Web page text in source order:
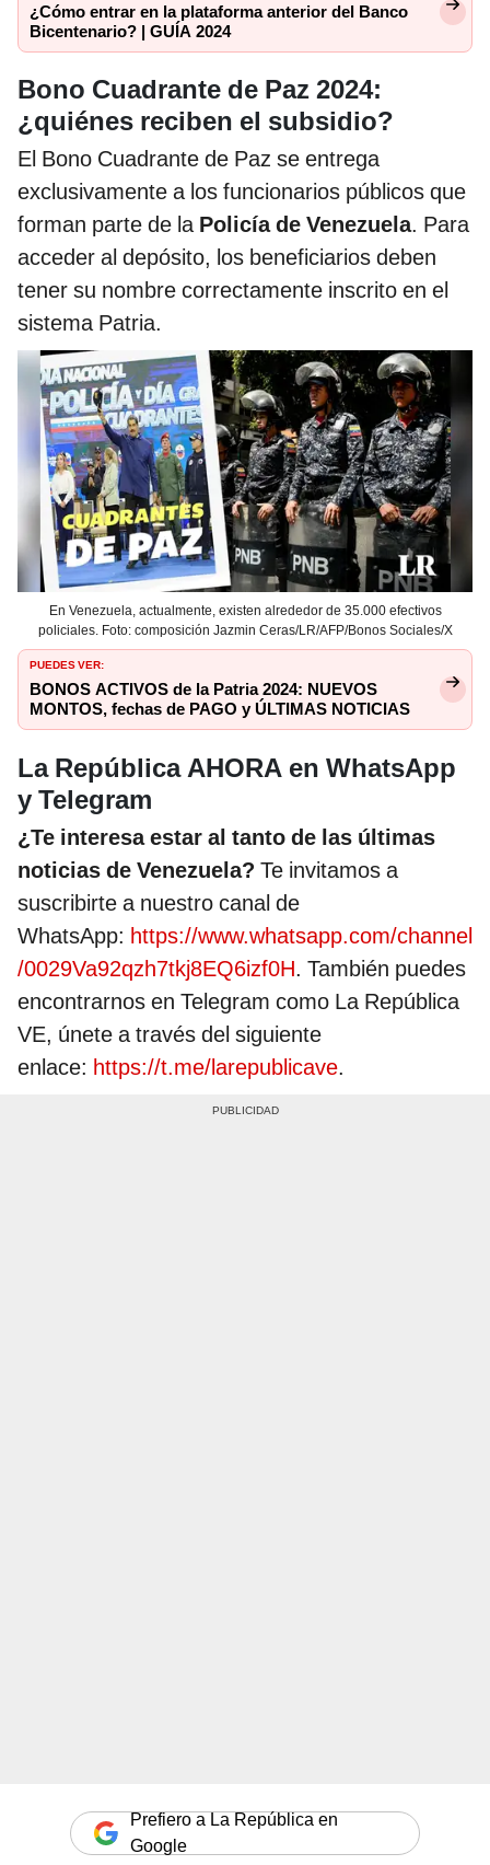
¿Cómo entrar en la plataforma anterior del Banco
Bicentenario? | GUÍA 2024
Bono Cuadrante de Paz 2024:
¿quiénes reciben el subsidio?
El Bono Cuadrante de Paz se entrega
exclusivamente a los funcionarios públicos que
forman parte de laPolicía de Venezuela. Para
acceder al depósito, los beneficiarios deben
tener su nombre correctamente inscrito en el
sistema Patria.
En Venezuela, actualmente, existen alrededor de 35.000 efectivos
policiales. Foto: composición Jazmin Ceras/LR/AFP/Bonos Sociales/X
PUEDES VER:
BONOS ACTIVOS de la Patria 2024: NUEVOS
MONTOS, fechas de PAGO y ÚLTIMAS NOTICIAS
La República AHORA en WhatsApp
y Telegram
¿Te interesa estar al tanto de las últimas
noticias de Venezuela? Te invitamos a
suscribirte a nuestro canal de
WhatsApp: https://www.whatsapp.com/channel
/0029Va92qzh7tkj8EQ6izf0H. También puedes
encontrarnos en Telegram como La República
VE, únete a través del siguiente
enlace: https://t.me/larepublicave.
Prefiero a La República en
Google